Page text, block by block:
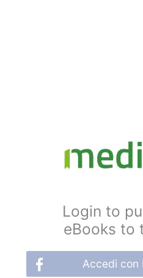
Login to
eBooks to
Accedi con